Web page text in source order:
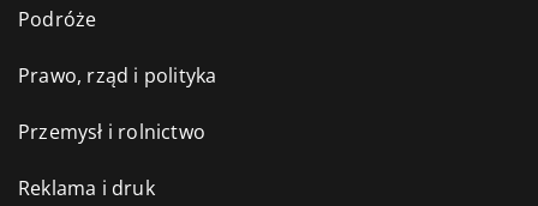
Podróże
Prawo, rząd i polityka
Przemysł i rolnictwo
Reklama i druk